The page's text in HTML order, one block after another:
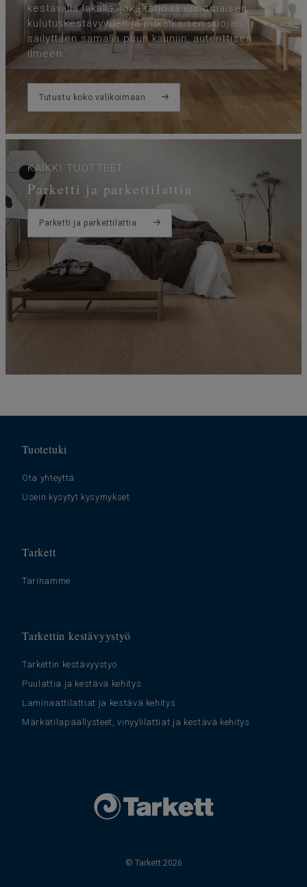
kestävällä lakalla, joka tarjoaa erinomaisen
kulutuskestävyyden ja pitkäikäisen suojan,
säilyttäen samalla puun kauniin, autenttisen
ilmeen.
Tutustu koko valikoimaan
KAIKKI TUOTTEET
Parketti ja parkettilattia
Parketti ja parkettilattia
Tuotetuki
Ota yhteyttä
Usein kysytyt kysymykset
Tarkett
Tarinamme
Tarkettin kestävyystyö
Tarkettin kestävyystyö
Puulattia ja kestävä kehitys
Laminaattilattiat ja kestävä kehitys
Märkätilapäällysteet, vinyylilattiat ja kestävä kehitys
© Tarkett 2026